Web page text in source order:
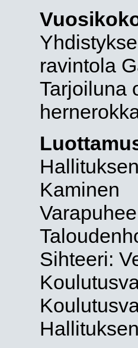
ravintola
Tarjoiluna
Kaminen
Sihteeri: